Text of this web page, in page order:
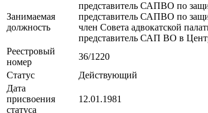
Занимаемая
должность
представитель САПВО по
представитель САПВО по
член Совета адвокатской
представитель САП ВО в
Реестровый
номер
36/1220
Статус
Действующий
Дата
присвоения
статуса
12.01.1981